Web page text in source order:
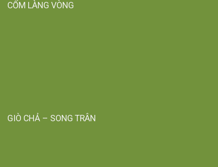
CỐM LÀNG VÒNG
GIÒ CHẢ – SONG TRÂN